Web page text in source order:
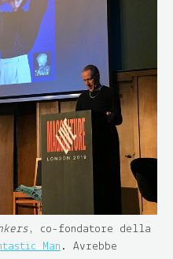
, co-fondatore della
Man . Avrebbe